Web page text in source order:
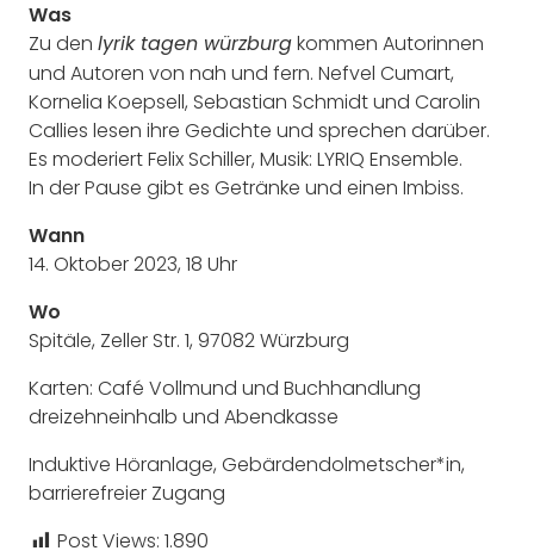
Was
Zu den lyrik tagen würzburg kommen Autorinnen
und Autoren von nah und fern. Nefvel Cumart,
Kornelia Koepsell, Sebastian Schmidt und Carolin
Callies lesen ihre Gedichte und sprechen darüber.
Es moderiert Felix Schiller, Musik: LYRIQ Ensemble.
In der Pause gibt es Getränke und einen Imbiss.
Wann
14. Oktober 2023, 18 Uhr
Wo
Spitäle, Zeller Str. 1, 97082 Würzburg
Karten: Café Vollmund und Buchhandlung
dreizehneinhalb und Abendkasse
Induktive Höranlage, Gebärdendolmetscher*in,
barrierefreier Zugang
Post Views: 1.890